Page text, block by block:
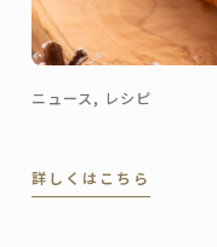
ニュース, レシピ
詳しくはこちら